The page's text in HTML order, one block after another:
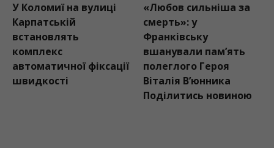
У Коломиї на вулиці
Карпатській
встановлять
комплекс
автоматичної фіксації
швидкості
«Любов сильніша за
смерть»: у
Франківську
вшанували пам’ять
полеглого Героя
Віталія В’юнника
Поділитись новиною